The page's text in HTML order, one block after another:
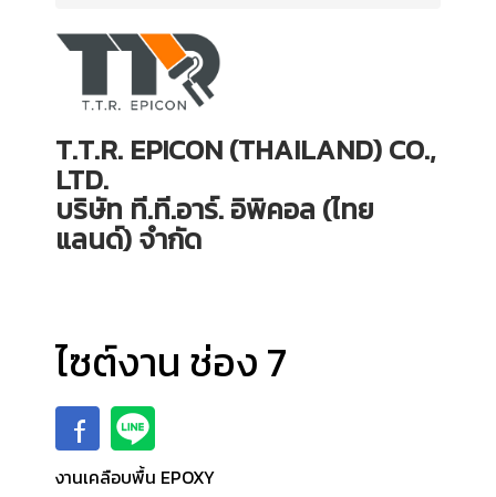
T.T.R. EPICON (THAILAND) CO.,
LTD.
บริษัท ที.ที.อาร์. อิพิคอล (ไทย
แลนด์) จำกัด
ไซต์งาน ช่อง 7
งานเคลือบพื้น EPOXY